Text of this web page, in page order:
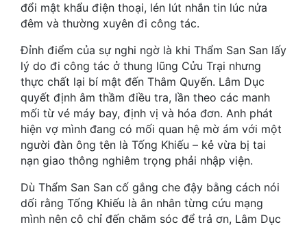
Huyền Nghi
Huyền Ảo
Hài Hước
Hệ Thống
Học Đường
Khoa Huyễn
Khoa Huyễn Không Gian
Kinh Dị
đổi mật khẩu điện thoại, lén lút nhắn tin lúc nửa
đêm và thường xuyên đi công tác.
Đỉnh điểm của sự nghi ngờ là khi Thẩm San San lấy
lý do đi công tác ở thung lũng Cửu Trại nhưng
thực chất lại bí mật đến Thâm Quyến. Lâm Dục
quyết định âm thầm điều tra, lần theo các manh
mối từ vé máy bay, định vị và hóa đơn. Anh phát
hiện vợ mình đang có mối quan hệ mờ ám với một
người đàn ông tên là Tống Khiếu – kẻ vừa bị tai
nạn giao thông nghiêm trọng phải nhập viện.
Dù Thẩm San San cố gắng che đậy bằng cách nói
dối rằng Tống Khiếu là ân nhân từng cứu mạng
mình nên cô chỉ đến chăm sóc để trả ơn, Lâm Dục